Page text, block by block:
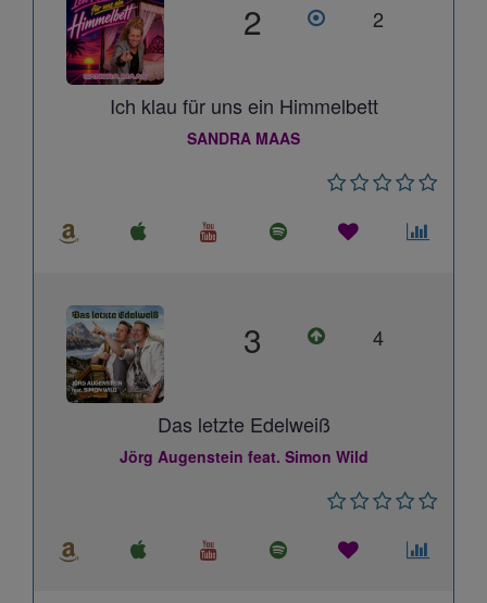
2 2
Ich klau für uns ein Himmelbett
SANDRA MAAS
3 4
Das letzte Edelweiß
Jörg Augenstein feat. Simon Wild